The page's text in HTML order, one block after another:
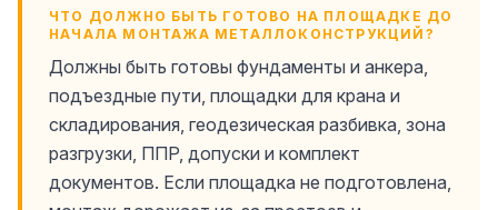
ЧТО ДОЛЖНО БЫТЬ ГОТОВО НА ПЛОЩАДКЕ ДО
НАЧАЛА МОНТАЖА МЕТАЛЛОКОНСТРУКЦИЙ?
Должны быть готовы фундаменты и анкера,
подъездные пути, площадки для крана и
складирования, геодезическая разбивка, зона
разгрузки, ППР, допуски и комплект
документов. Если площадка не подготовлена,